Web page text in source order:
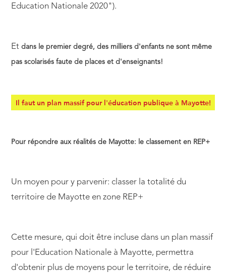
Education Nationale 2020").
Et dans le premier degré, des milliers d'enfants ne sont même
pas scolarisés faute de places et d'enseignants!
Il faut un plan massif pour l'éducation publique à Mayotte!
Pour répondre aux réalités de Mayotte: le classement en REP+
Un moyen pour y parvenir: classer la totalité du
territoire de Mayotte en zone REP+
Cette mesure, qui doit être incluse dans un plan massif
pour l'Education Nationale à Mayotte, permettra
d'obtenir plus de moyens pour le territoire, de réduire